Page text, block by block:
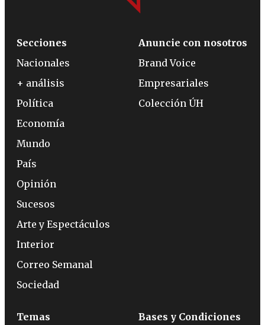
Secciones
Nacionales
+ análisis
Política
Economía
Mundo
País
Opinión
Sucesos
Arte y Espectáculos
Interior
Correo Semanal
Sociedad
Anuncie con nosotros
Brand Voice
Empresariales
Colección ÚH
Temas Bases y Condiciones